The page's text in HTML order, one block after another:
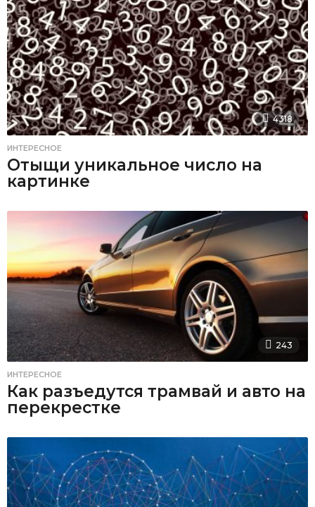
4318
ИНТЕРЕСНОЕ
Отыщи уникальное число на
картинке
243
ИНТЕРЕСНОЕ
Как разъедутся трамвай и авто на
перекрестке